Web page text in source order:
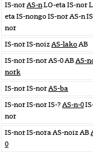
IS-norAS-nLO-eta IS-nor
eta IS-nongo IS-nor AS-n
nor
IS-nor IS-noiz AS-lakoAB
IS-nor IS-nor AS-0 AB AS-
nork
IS-nor IS-norAS-ba
IS-nor IS-nor IS-? AS-n-0
nor
IS-nor IS-nora AS-noiz AB
0